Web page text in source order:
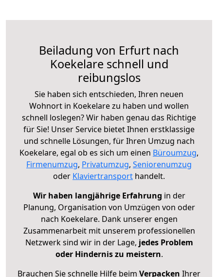
Beiladung von Erfurt nach
Koekelare schnell und
reibungslos
Sie haben sich entschieden, Ihren neuen
Wohnort in Koekelare zu haben und wollen
schnell loslegen? Wir haben genau das Richtige
für Sie! Unser Service bietet Ihnen erstklassige
und schnelle Lösungen, für Ihren Umzug nach
Koekelare, egal ob es sich um einen Büroumzug,
Firmenumzug, Privatumzug, Seniorenumzug
oder Klaviertransport handelt.
Wir haben langjährige Erfahrung in der
Planung, Organisation von Umzügen von oder
nach Koekelare. Dank unserer engen
Zusammenarbeit mit unserem professionellen
Netzwerk sind wir in der Lage, jedes Problem
oder Hindernis zu meistern.
Brauchen Sie schnelle Hilfe beim Verpacken Ihrer